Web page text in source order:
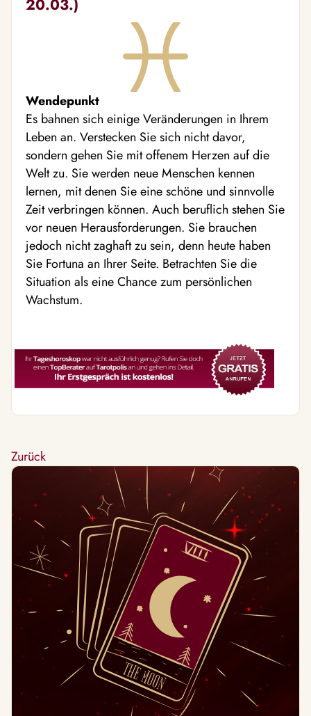
20.03.)
Wendepunkt
Es bahnen sich einige Veränderungen in Ihrem
Leben an. Verstecken Sie sich nicht davor,
sondern gehen Sie mit offenem Herzen auf die
Welt zu. Sie werden neue Menschen kennen
lernen, mit denen Sie eine schöne und sinnvolle
Zeit verbringen können. Auch beruflich stehen Sie
vor neuen Herausforderungen. Sie brauchen
jedoch nicht zaghaft zu sein, denn heute haben
Sie Fortuna an Ihrer Seite. Betrachten Sie die
Situation als eine Chance zum persönlichen
Wachstum.
Zurück